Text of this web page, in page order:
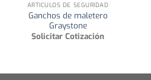
ARTICULOS DE SEGURIDAD
Ganchos de maletero
Graystone
Solicitar Cotización